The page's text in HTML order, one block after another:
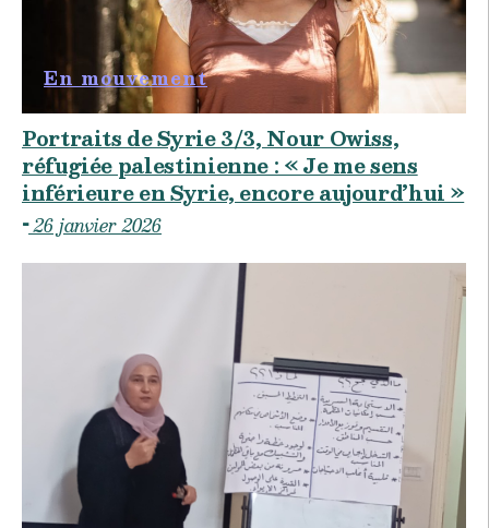
En mouvement
Portraits de Syrie 3/3, Nour Owiss,
réfugiée palestinienne : « Je me sens
inférieure en Syrie, encore aujourd’hui »
26 janvier 2026